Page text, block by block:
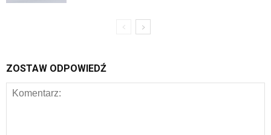
ZOSTAW ODPOWIEDŹ